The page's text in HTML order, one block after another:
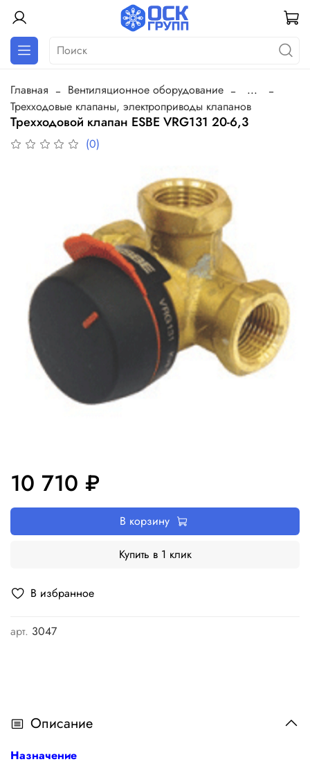
Главная Вентиляционное оборудование
...
Трехходовые клапаны, электроприводы клапанов
Трехходовой клапан ESBE VRG131 20-6,3
(0)
В избранное
арт. 3047
10 710 ₽
В корзину
Купить в 1 клик
Описание
Назначение